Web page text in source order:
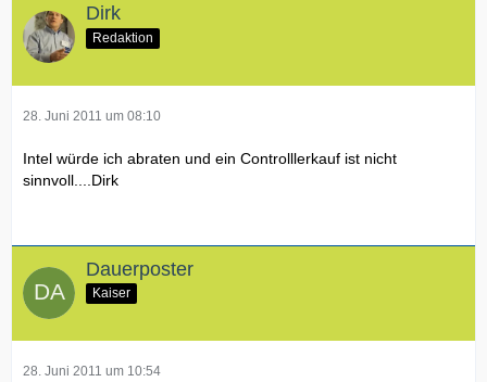
Dirk
Redaktion
28. Juni 2011 um 08:10
Intel würde ich abraten und ein Controlllerkauf ist nicht
sinnvoll....Dirk
Dauerposter
Kaiser
28. Juni 2011 um 10:54